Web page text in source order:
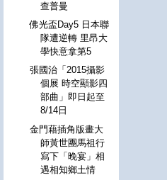
查普曼
佛光盃Day5 日本聯
隊遭逆轉 里昂大
學快意拿第5
張國治「2015攝影
個展 時空顯影四
部曲」即日起至
8/14日
金門藉插角版畫大
師黃世團馬祖行
寫下「晚宴」相
遇相知鄉土情